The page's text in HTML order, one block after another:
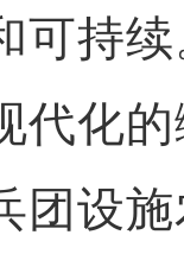
可持
代化
团设